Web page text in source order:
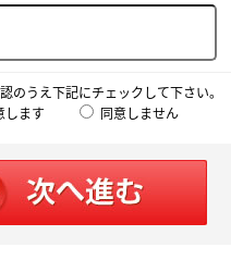
のうえ下記にチェックして下さい。
します
同意しません